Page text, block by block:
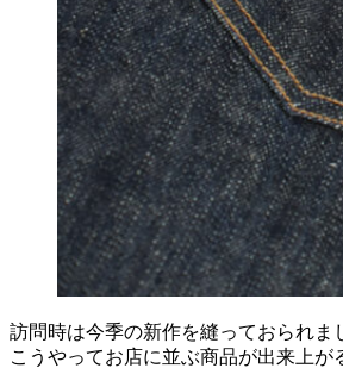
訪問時は今季の新作を縫っておられま
こうやってお店に並ぶ商品が出来上が